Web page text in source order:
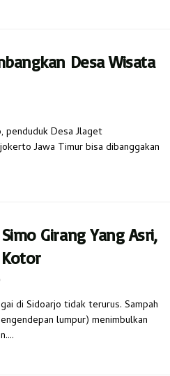
Desa Wisata
penduduk Desa Jlaget
Jawa Timur bisa dibanggakan
Girang Yang Asri,
Kotor
di Sidoarjo tidak terurus. Sampah
lumpur) menimbulkan